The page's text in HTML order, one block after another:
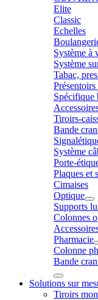
Elite
Classic
Echelles
Système à
Système
Tabac,
Présentoirs
Spécifique
Tiroirs-
Bande
Système
Porte-
Plaques et
Cimaises
Optique
Supports
Colonnes
Pharmacie
Colonne
Bande
Solutions sur
Tiroirs